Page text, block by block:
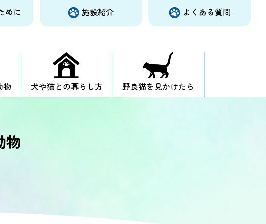
めに 施設紹介 よくある質問
物 犬や猫との暮らし方 野良猫を見かけたら
物